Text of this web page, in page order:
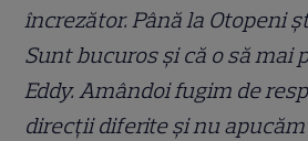
încrezător. Până la Otopeni
Sunt bucuros şi că o să mai
Eddy. Amândoi fugim de
direcţii diferite şi nu